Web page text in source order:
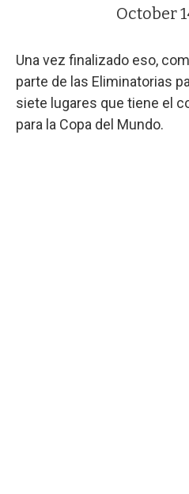
October
Una vez finalizado eso,
parte de las Eliminatorias
siete lugares que tiene el
para la Copa del Mundo.